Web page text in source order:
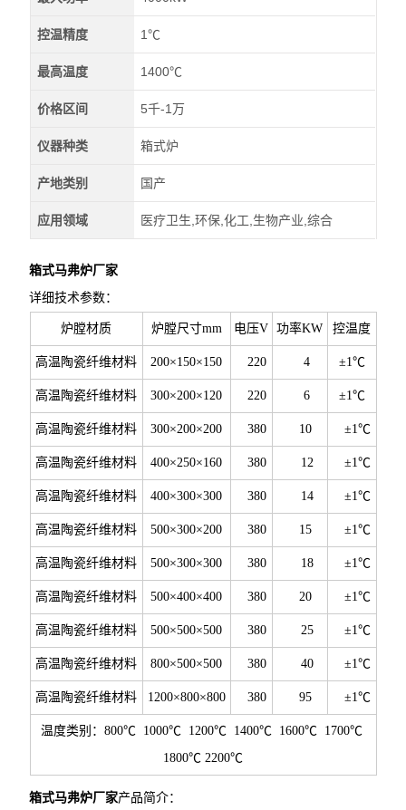
控温精度 1℃
最高温度 1400℃
价格区间 5千-1万
仪器种类 箱式炉
产地类别 国产
应用领域 医疗卫生,环保,化工,生物产业,综合
箱式马弗炉厂家
详细技术参数：
炉膛材质 炉膛尺寸mm 电压V 功率KW 控温度
高温陶瓷纤维材料 200×150×150 220 4 ±1℃
高温陶瓷纤维材料 300×200×120 220 6 ±1℃
高温陶瓷纤维材料 300×200×200 380 10 ±1℃
高温陶瓷纤维材料 400×250×160 380 12 ±1℃
高温陶瓷纤维材料 400×300×300 380 14 ±1℃
高温陶瓷纤维材料 500×300×200 380 15 ±1℃
高温陶瓷纤维材料 500×300×300 380 18 ±1℃
高温陶瓷纤维材料 500×400×400 380 20 ±1℃
高温陶瓷纤维材料 500×500×500 380 25 ±1℃
高温陶瓷纤维材料 800×500×500 380 40 ±1℃
高温陶瓷纤维材料 1200×800×800 380 95 ±1℃
温度类别：800℃ 1000℃ 1200℃ 1400℃ 1600℃ 1700℃
1800℃ 2200℃
箱式马弗炉厂家产品简介：